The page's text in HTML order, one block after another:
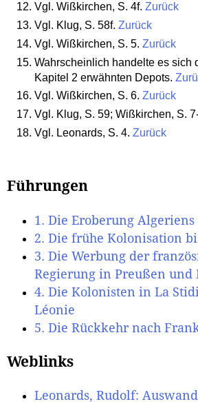
Vgl. Wißkirchen, S. 4f. Zurück
Vgl. Klug, S. 58f. Zurück
Vgl. Wißkirchen, S. 5. Zurück
Wahrscheinlich handelte es sich
Kapitel 2 erwähnten Depots.
Vgl. Wißkirchen, S. 6. Zurück
Vgl. Klug, S. 59; Wißkirchen, S.
Vgl. Leonards, S. 4. Zurück
Führungen
1. Die Eroberung Algeriens
2. Die frühe Kolonisation
3. Die Werbung der
Regierung in Preußen und
4. Die Kolonisten in La
Léonie
5. Die Rückkehr nach
Weblinks
Leonards, Rudolf: